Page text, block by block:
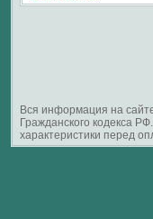
Вся информация на
Гражданского кодекса
характеристики перед